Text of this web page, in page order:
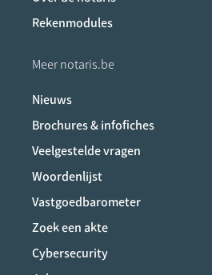
Rekenmodules
Meer notaris.be
Nieuws
Brochures & infofiches
Veelgestelde vragen
Woordenlijst
Vastgoedbarometer
Zoek een akte
Cybersecurity